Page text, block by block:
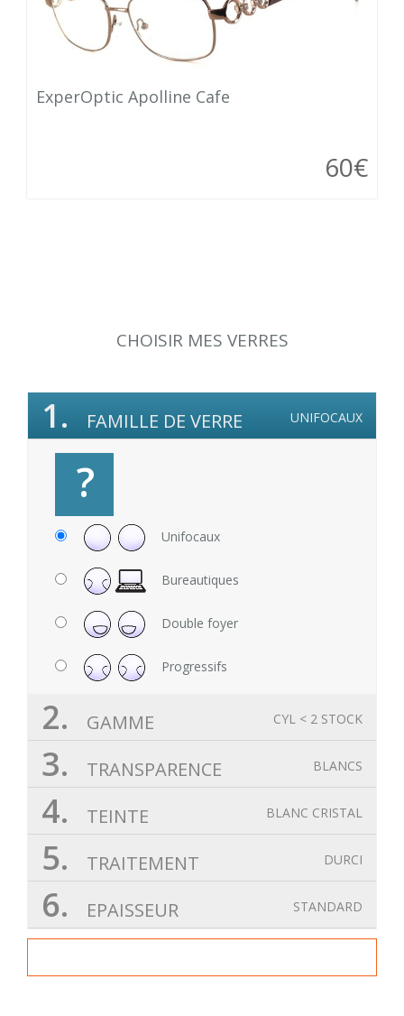
ExperOptic Apolline Cafe
60€
CHOISIR MES VERRES
UNIFOCAUX
1. FAMILLE DE VERRE
?
Unifocaux
Bureautiques
Double foyer
Progressifs
CYL < 2 STOCK
2. GAMME
BLANCS
3. TRANSPARENCE
BLANC CRISTAL
4. TEINTE
DURCI
5. TRAITEMENT
STANDARD
6. EPAISSEUR